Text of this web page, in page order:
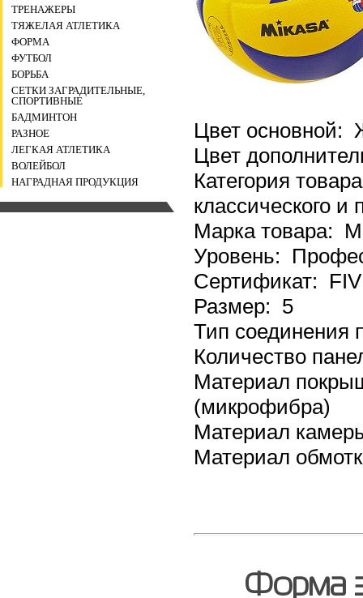
ТРЕНАЖЕРЫ
ТЯЖЕЛАЯ АТЛЕТИКА
ФОРМА
ФУТБОЛ
БОРЬБА
СЕТКИ ЗАГРАДИТЕЛЬНЫЕ,
СПОРТИВНЫЕ
БАДМИНТОН
РАЗНОЕ
ЛЕГКАЯ АТЛЕТИКА
ВОЛЕЙБОЛ
НАГРАДНАЯ ПРОДУКЦИЯ
Цвет основной:
Цвет
Категория
классического и
Марка товара:
Уровень:
Сертификат:
Размер: 5
Тип соединения
Количество
Материал
(микрофибра)
Материал
Материал
Форма